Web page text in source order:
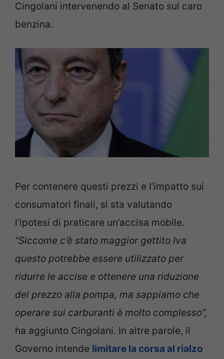
Cingolani intervenendo al Senato sul caro
benzina.
Per contenere questi prezzi e l’impatto sui
consumatori finali, si sta valutando
l’ipotesi di praticare un’accisa mobile.
“Siccome c’è stato maggior gettito Iva
questo potrebbe essere utilizzato per
ridurre le accise e ottenere una riduzione
del prezzo alla pompa, ma sappiamo che
operare sui carburanti è molto complesso”,
ha aggiunto Cingolani. In altre parole, il
Governo intende limitare la corsa al rialzo